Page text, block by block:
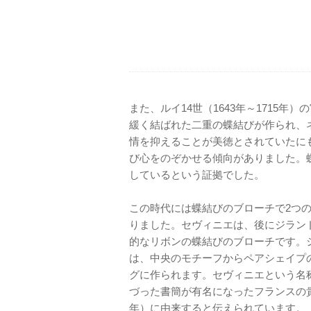
また、ルイ14世（1643年～1715年）
緩く結ばれた二重の蝶結びが作られ
情を抑えることが美徳とされていた
び心をのぞかせる傾向がありました
しているという証拠でした。
この時代には蝶結びのブローチで2つ
りました。セヴィニエは、後にジラ
的なリボンの蝶結びのブローチです
は、中央のモチーフからペアシェイ
グに作られます。セヴィニエという
づった書簡が有名になったフランス
年）に由来すると伝えられています。